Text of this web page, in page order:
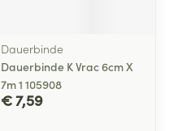
Dauerbinde
Dauerbinde K Vrac 6cm X
7m 1 105908
€ 7,59